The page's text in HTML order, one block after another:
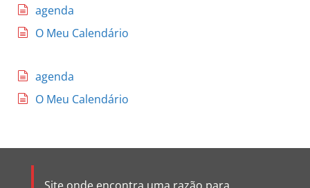
agenda
O Meu Calendário
agenda
O Meu Calendário